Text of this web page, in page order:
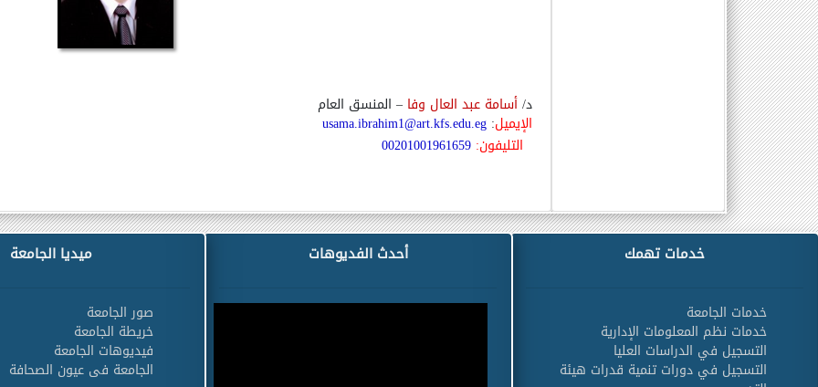
د/أسامة عبد العال وفا – المنسق العام
الإيميل:
usama.ibrahim1@art.kfs.edu.eg
التليفون:
00201001961659
خدمات تهمك
خدمات الجامعة
خدمات نظم المعلومات الإدارية
التسجيل في الدراسات العليا
التسجيل في دورات تنمية قدرات هيئة
أحدث الفديوهات ميديا الجامعة
صور الجامعة
خريطة الجامعة
فيديوهات الجامعة
الجامعة فى عيون الصحافة